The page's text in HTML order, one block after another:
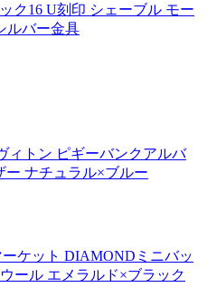
ク16 U刻印 シェーブル モー
ルバー金具
ィトン ピギーバンクアルバ
ー ナチュラル×ブルー
ケット DIAMONDミニバッ
ール エメラルド×ブラック